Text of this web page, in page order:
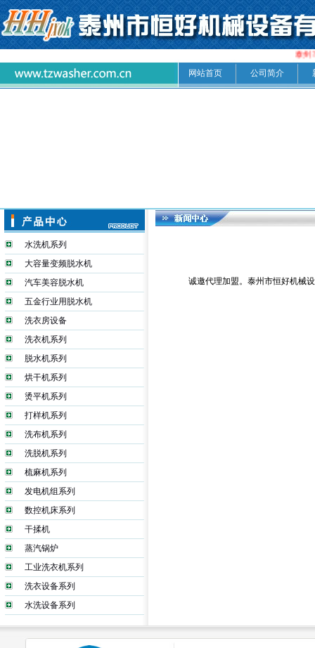
泰州
网站首页
公司简介
水洗机系列
大容量变频脱水机
汽车美容脱水机
五金行业用脱水机
洗衣房设备
洗衣机系列
脱水机系列
烘干机系列
烫平机系列
打样机系列
洗布机系列
洗脱机系列
梳麻机系列
发电机组系列
数控机床系列
干揉机
蒸汽锅炉
工业洗衣机系列
洗衣设备系列
水洗设备系列
诚邀代理加盟。泰州市恒好机械